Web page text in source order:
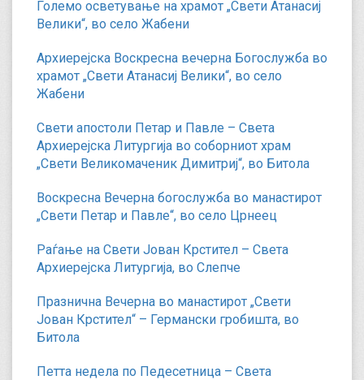
Големо осветување на храмот „Свети Атанасиј
Велики“, во село Жабени
Архиерејска Воскресна вечерна Богослужба во
храмот „Свети Атанасиј Велики“, во село
Жабени
Свети апостоли Петар и Павле – Света
Архиерејска Литургија во соборниот храм
„Свети Великомаченик Димитриј“, во Битола
Воскресна Вечерна богослужба во манастирот
„Свети Петар и Павле“, во село Црнеец
Раѓање на Свети Јован Крстител – Света
Архиерејска Литургија, во Слепче
Празнична Вечерна во манастирот „Свети
Јован Крстител“ – Германски гробишта, во
Битола
Петта недела по Педесетница – Света